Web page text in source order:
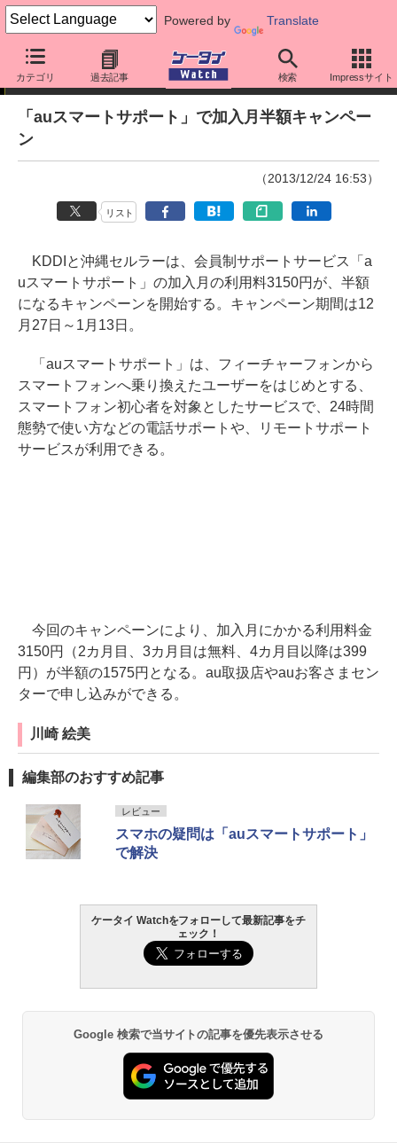
Powered by Translate
カテゴリ 過去記事 検索 Impressサイト
ニュース
「auスマートサポート」で加入月半額キャンペー
ン
（2013/12/24 16:53）
リスト
KDDIと沖縄セルラーは、会員制サポートサービス「a
uスマートサポート」の加入月の利用料3150円が、半額
になるキャンペーンを開始する。キャンペーン期間は12
月27日～1月13日。
「auスマートサポート」は、フィーチャーフォンから
スマートフォンへ乗り換えたユーザーをはじめとする、
スマートフォン初心者を対象としたサービスで、24時間
態勢で使い方などの電話サポートや、リモートサポート
サービスが利用できる。
今回のキャンペーンにより、加入月にかかる利用料金
3150円（2カ月目、3カ月目は無料、4カ月目以降は399
円）が半額の1575円となる。au取扱店やauお客さまセン
ターで申し込みができる。
川崎 絵美
編集部のおすすめ記事
レビュー
スマホの疑問は「auスマートサポート」
で解決
ケータイ Watchをフォローして最新記事をチ
ェック！
Google 検索で当サイトの記事を優先表示させる